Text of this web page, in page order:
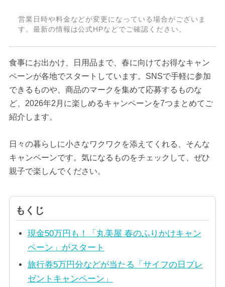
営業日時や料金などが変更になっている場合がございま
す。最新の情報は公式HPなどでご確認ください。
食事にお出かけ、日用品まで、春に向けてお得なキャン
ペーンが各地でスタートしています。SNSで手軽に参加
できるものや、商品のマークを集めて応募するものな
ど、2026年2月に楽しめるキャンペーンを7つまとめてご
紹介します。
日々の暮らしに小さなワクワクを添えてくれる、そんな
キャンペーンです。気になるものをチェックして、ぜひ
親子で楽しんでください。
もくじ
現金50万円も！「丸美屋 春のふりかけキャン
ペーン」がスタート
旅行券5万円分などが当たる「サイフの日プレ
ゼントキャンペーン」